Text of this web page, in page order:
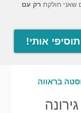
שאני חולקת רק עם
אותי!
בראווה